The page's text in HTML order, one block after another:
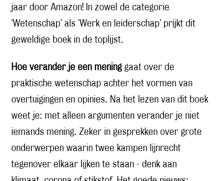
jaar door Amazon! In zowel de categorie
'Wetenschap' als 'Werk en leiderschap' prijkt dit
geweldige boek in de toplijst.
Hoe verander je een mening gaat over de
praktische wetenschap achter het vormen van
overtuigingen en opinies. Na het lezen van dit boek
weet je: met alleen argumenten verander je niet
iemands mening. Zeker in gesprekken over grote
onderwerpen waarin twee kampen lijnrecht
tegenover elkaar lijken te staan - denk aan